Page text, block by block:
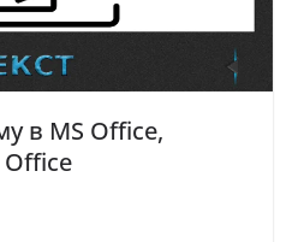
в MS Office,
Office